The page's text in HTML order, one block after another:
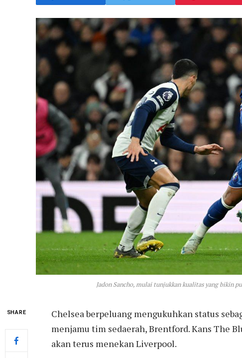
Jadon Sancho, mulai tunjukkan kualitas yang bikin
SHARE
Chelsea berpeluang mengukuhkan status
menjamu tim sedaerah, Brentford. Kans The
akan terus menekan Liverpool.